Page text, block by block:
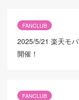
FANCLUB
2025/5/21 楽天モ
開催！
FANCLUB